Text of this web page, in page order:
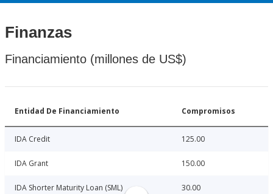
Finanzas
Financiamiento (millones de US$)
Entidad De Financiamiento Compromisos
IDA Credit 125.00
IDA Grant 150.00
IDA Shorter Maturity Loan (SML) 30.00